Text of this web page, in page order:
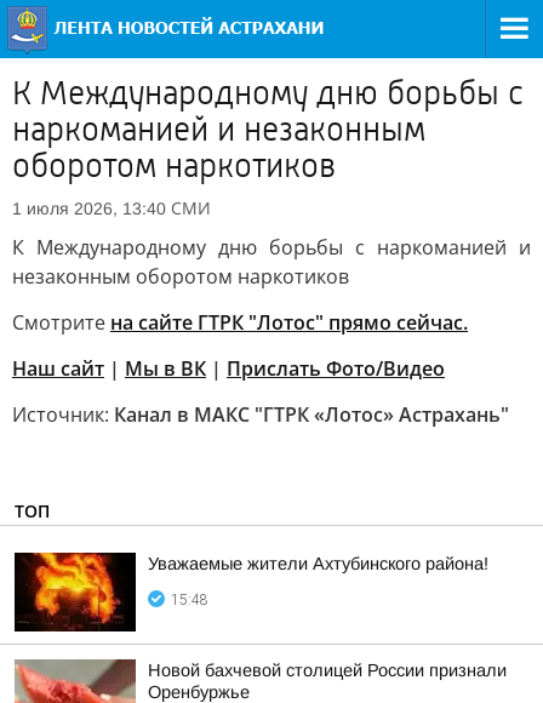
К Международному дню борьбы с
наркоманией и незаконным
оборотом наркотиков
1 июля 2026, 13:40 СМИ
К Международному дню борьбы с наркоманией и
незаконным оборотом наркотиков
Смотрите на сайте ГТРК "Лотос" прямо сейчас.
Наш сайт | Мы в ВК | Прислать Фото/Видео
Источник: Канал в МАКС "ГТРК «Лотос» Астрахань"
ТОП
Уважаемые жители Ахтубинского района!
15:48
Новой бахчевой столицей России признали
Оренбуржье